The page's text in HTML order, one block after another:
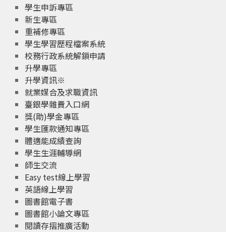
學生申訴專區
新生專區
重補修專區
學生學習歷程檔案系統
校務行政系統解鎖申請
升學專區
升學資訊※
就業媒合及求職資訊
臺銀學雜費入口網
獎(助)學金專區
學生匯款通知專區
體適能成績查詢
學生生涯輔導網
師生交流
Easy test線上學習
英語線上學習
圖書館電子書
圖書館小論文專區
閱讀存摺推廣活動